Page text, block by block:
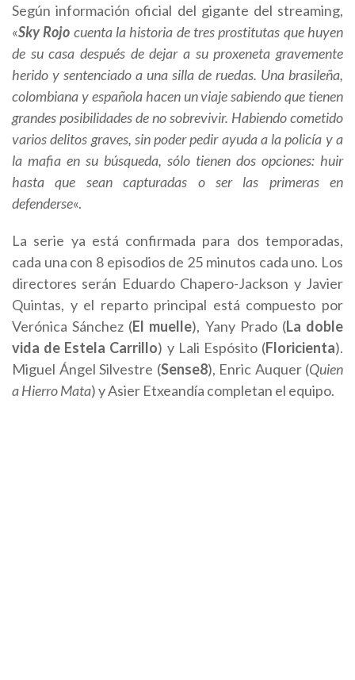
Según información oficial del gigante del streaming,
«Sky Rojo cuenta la historia de tres prostitutas que huyen
de su casa después de dejar a su proxeneta gravemente
herido y sentenciado a una silla de ruedas. Una brasileña,
colombiana y española hacen un viaje sabiendo que tienen
grandes posibilidades de no sobrevivir. Habiendo cometido
varios delitos graves, sin poder pedir ayuda a la policía y a
la mafia en su búsqueda, sólo tienen dos opciones: huir
hasta que sean capturadas o ser las primeras en
defenderse«.
La serie ya está confirmada para dos temporadas,
cada una con 8 episodios de 25 minutos cada uno. Los
directores serán Eduardo Chapero-Jackson y Javier
Quintas, y el reparto principal está compuesto por
Verónica Sánchez (El muelle), Yany Prado (La doble
vida de Estela Carrillo) y Lali Espósito (Floricienta).
Miguel Ángel Silvestre (Sense8), Enric Auquer (Quien
a Hierro Mata) y Asier Etxeandía completan el equipo.